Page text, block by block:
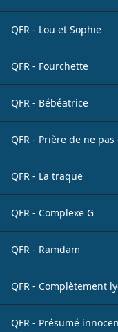
QFR - Lou et Sophie
QFR - Fourchette
QFR - Bébéatrice
QFR - Prière de ne
QFR - La traque
QFR - Complexe G
QFR - Ramdam
QFR - Complètement
QFR - Présumé